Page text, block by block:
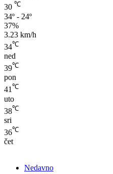
30 ℃
34º - 24º
37%
3.23 km/h
34℃
ned
39℃
pon
41℃
uto
38℃
sri
36℃
čet
Nedavno